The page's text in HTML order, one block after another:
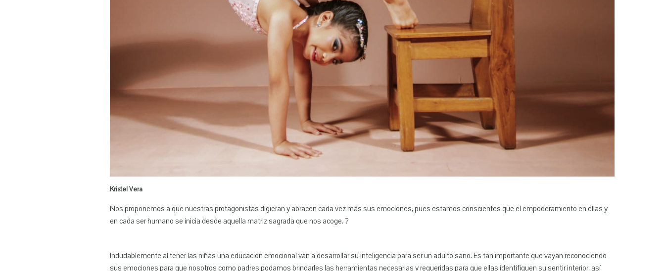
Kristel Vera
Nos proponemos a que nuestras protagonistas digieran y abracen cada vez más sus emociones, pues estamos conscientes que el empoderamiento en ellas y
en cada ser humano se inicia desde aquella matriz sagrada que nos acoge. ?
Indudablemente al tener las niñas una educación emocional van a desarrollar su inteligencia para ser un adulto sano. Es tan importante que vayan reconociendo
sus emociones para que nosotros como padres podamos brindarles las herramientas necesarias y requeridas para que ellas identifiquen su sentir interior, así